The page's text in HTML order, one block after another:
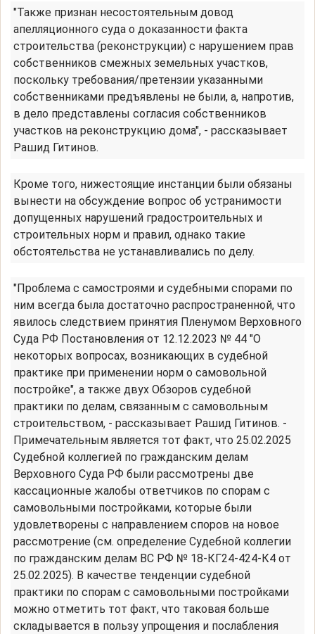
"Также признан несостоятельным довод
апелляционного суда о доказанности факта
строительства (реконструкции) с нарушением прав
собственников смежных земельных участков,
поскольку требования/претензии указанными
собственниками предъявлены не были, а, напротив,
в дело представлены согласия собственников
участков на реконструкцию дома", - рассказывает
Рашид Гитинов.
Кроме того, нижестоящие инстанции были обязаны
вынести на обсуждение вопрос об устранимости
допущенных нарушений градостроительных и
строительных норм и правил, однако такие
обстоятельства не устанавливались по делу.
"Проблема с самостроями и судебными спорами по
ним всегда была достаточно распространенной, что
явилось следствием принятия Пленумом Верховного
Суда РФ Постановления от 12.12.2023 № 44 "О
некоторых вопросах, возникающих в судебной
практике при применении норм о самовольной
постройке", а также двух Обзоров судебной
практики по делам, связанным с самовольным
строительством, - рассказывает Рашид Гитинов. -
Примечательным является тот факт, что 25.02.2025
Судебной коллегией по гражданским делам
Верховного Суда РФ были рассмотрены две
кассационные жалобы ответчиков по спорам с
самовольными постройками, которые были
удовлетворены с направлением споров на новое
рассмотрение (см. определение Судебной коллегии
по гражданским делам ВС РФ № 18-КГ24-424-К4 от
25.02.2025). В качестве тенденции судебной
практики по спорам с самовольными постройками
можно отметить тот факт, что таковая больше
складывается в пользу упрощения и послабления